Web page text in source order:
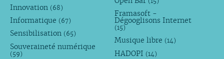
Innovation (68)
Informatique (67)
Sensibilisation (65)
Souveraineté numérique
(59)
Framasoft -
Dégooglisons Internet
(15)
Musique libre (14)
HADOPI (14)